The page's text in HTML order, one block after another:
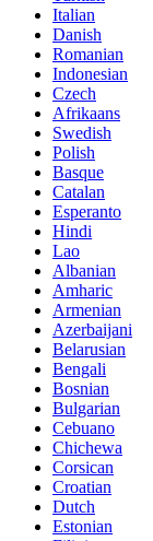
Italian
Danish
Romanian
Indonesian
Czech
Afrikaans
Swedish
Polish
Basque
Catalan
Esperanto
Hindi
Lao
Albanian
Amharic
Armenian
Azerbaijani
Belarusian
Bengali
Bosnian
Bulgarian
Cebuano
Chichewa
Corsican
Croatian
Dutch
Estonian